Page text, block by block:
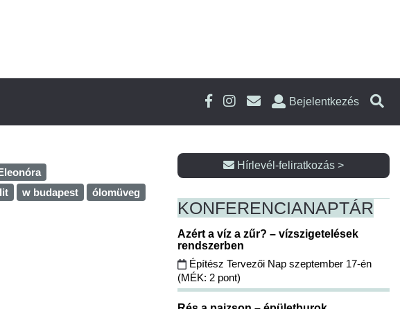
Bejelentkezés
w budapest
ólomüveg
Hírlevél-feliratkozás >
KONFERENCIANAPTÁR
Azért a víz a zűr? – vízszigetelések
rendszerben
Építész Tervezői Nap szeptember 17-én
(MÉK: 2 pont)